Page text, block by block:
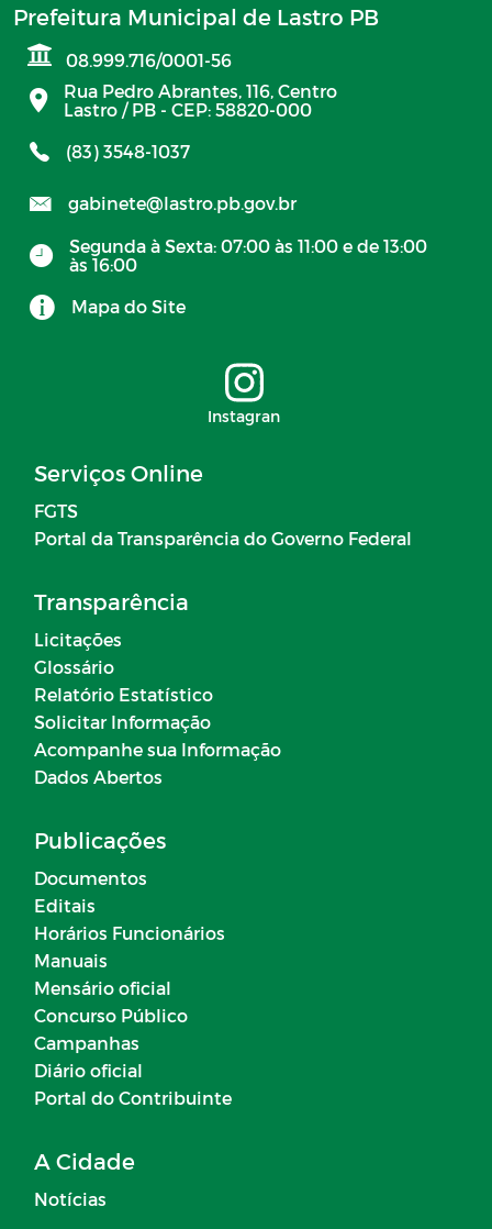
Prefeitura Municipal de Lastro PB
08.999.716/0001-56
Rua Pedro Abrantes, 116, Centro
Lastro / PB - CEP: 58820-000
(83) 3548-1037
gabinete@lastro.pb.gov.br
Segunda à Sexta: 07:00 às 11:00 e de 13:00
às 16:00
Mapa do Site
Instagran
Serviços Online
FGTS
Portal da Transparência do Governo Federal
Transparência
Licitações
Glossário
Relatório Estatístico
Solicitar Informação
Acompanhe sua Informação
Dados Abertos
Publicações
Documentos
Editais
Horários Funcionários
Manuais
Mensário oficial
Concurso Público
Campanhas
Diário oficial
Portal do Contribuinte
A Cidade
Notícias